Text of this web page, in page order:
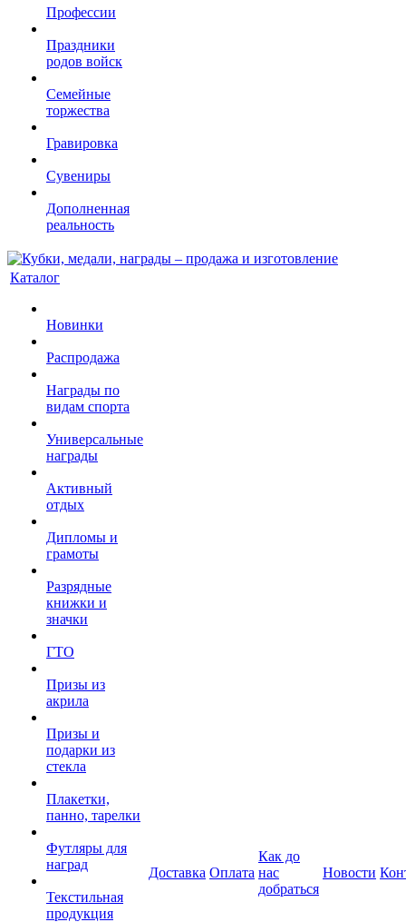
Профессии
Праздники
родов войск
Семейные
торжества
Гравировка
Сувениры
Дополненная
реальность
Каталог
Новинки
Распродажа
Награды по
видам спорта
Универсальные
награды
Активный
отдых
Дипломы и
грамоты
Разрядные
книжки и
значки
ГТО
Призы из
акрила
Призы и
подарки из
стекла
Плакетки,
панно, тарелки
Футляры для
наград
Текстильная
продукция
Доставка Оплата
Как до
нас
добраться
Новости